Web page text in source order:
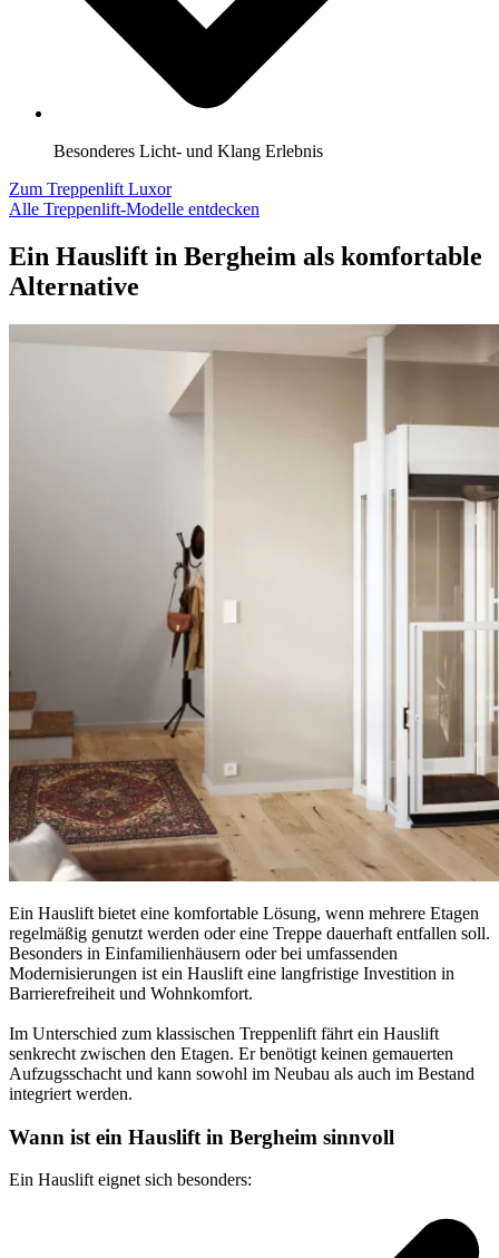
Besonderes Licht- und Klang Erlebnis
Zum Treppenlift Luxor
Alle Treppenlift-Modelle entdecken
Ein Hauslift in Bergheim als komfortable
Alternative
Ein Hauslift bietet eine komfortable Lösung, wenn mehrere Etagen
regelmäßig genutzt werden oder eine Treppe dauerhaft entfallen soll.
Besonders in Einfamilienhäusern oder bei umfassenden
Modernisierungen ist ein Hauslift eine langfristige Investition in
Barrierefreiheit und Wohnkomfort.
Im Unterschied zum klassischen Treppenlift fährt ein Hauslift
senkrecht zwischen den Etagen. Er benötigt keinen gemauerten
Aufzugsschacht und kann sowohl im Neubau als auch im Bestand
integriert werden.
Wann ist ein Hauslift in Bergheim sinnvoll
Ein Hauslift eignet sich besonders: